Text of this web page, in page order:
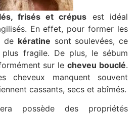
frisés et crépus est idéal
En effet, pour former les
de kératine sont soulevées, ce
fragile. De plus, le sébum
sur lecheveu bouclé.
cheveux manquent souvent
cassants, secs et abîmés.
possède des propriétés